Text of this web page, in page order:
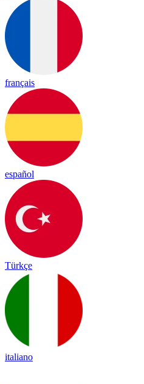
français
español
Türkçe
italiano